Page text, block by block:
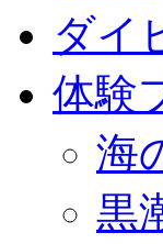
ダイ
体験
海
黒